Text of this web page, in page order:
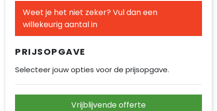
Weet je het niet zeker? Vul dan een
willekeurig aantal in
PRIJSOPGAVE
Selecteer jouw opties voor de prijsopgave.
Vrijblijvende offerte